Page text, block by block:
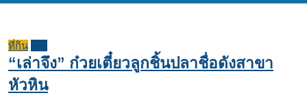
ที่กิน
“เล่าจึง” ก๋วยเตี๋ยวลูกชิ้นปลาชื่อดังสาขา
หัวหิน